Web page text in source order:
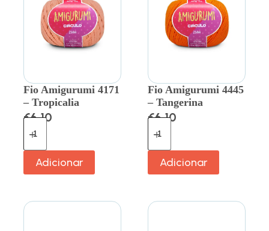
Fio Amigurumi 4171
– Tropicalia
€6.10
Adicionar
Fio Amigurumi 4445
– Tangerina
€6.10
Adicionar